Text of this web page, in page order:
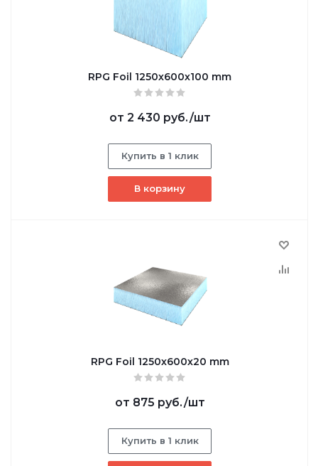
RPG Foil 1250х600х100 mm
от 2 430 руб./шт
Купить в 1 клик
В корзину
RPG Foil 1250х600х20 mm
от 875 руб./шт
Купить в 1 клик